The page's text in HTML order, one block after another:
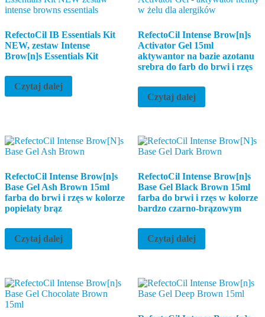
RefectoCil IB Essentials Kit
NEW, zestaw Intense
Brow[n]s Essentials Kit
Czytaj dalej
RefectoCil Intense Brow[n]s
Activator Gel 15ml
aktywantor na bazie azotanu
srebra do farb do brwi i rzęs
Czytaj dalej
RefectoCil Intense Brow[n]s
Base Gel Ash Brown 15ml
farba do brwi i rzęs w kolorze
popielaty brąz
Czytaj dalej
RefectoCil Intense Brow[n]s
Base Gel Black Brown 15ml
farba do brwi i rzęs w kolorze
bardzo czarno-brązowym
Czytaj dalej